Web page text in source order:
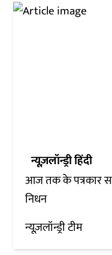
न्यूज़लॉन्ड्री हिंदी
आज तक के पत्रकार
निधन
न्यूज़लॉन्ड्री टीम